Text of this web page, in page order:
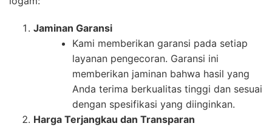
Jaminan Garansi
Kami memberikan garansi pada setiap
layanan pengecoran. Garansi ini
memberikan jaminan bahwa hasil yang
Anda terima berkualitas tinggi dan sesuai
dengan spesifikasi yang diinginkan.
Harga Terjangkau dan Transparan